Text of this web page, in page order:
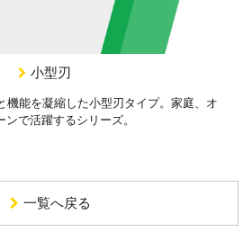
小型刃
機能を凝縮した小型刃タイプ。家庭、オ
で活躍するシリーズ。
一覧へ戻る